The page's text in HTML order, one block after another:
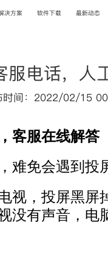
决方案 软件下载 最新动态
服电话，人
时间：2022/02/15
客服在线解答
难免会遇到投
视，投屏黑屏
没有声音，电